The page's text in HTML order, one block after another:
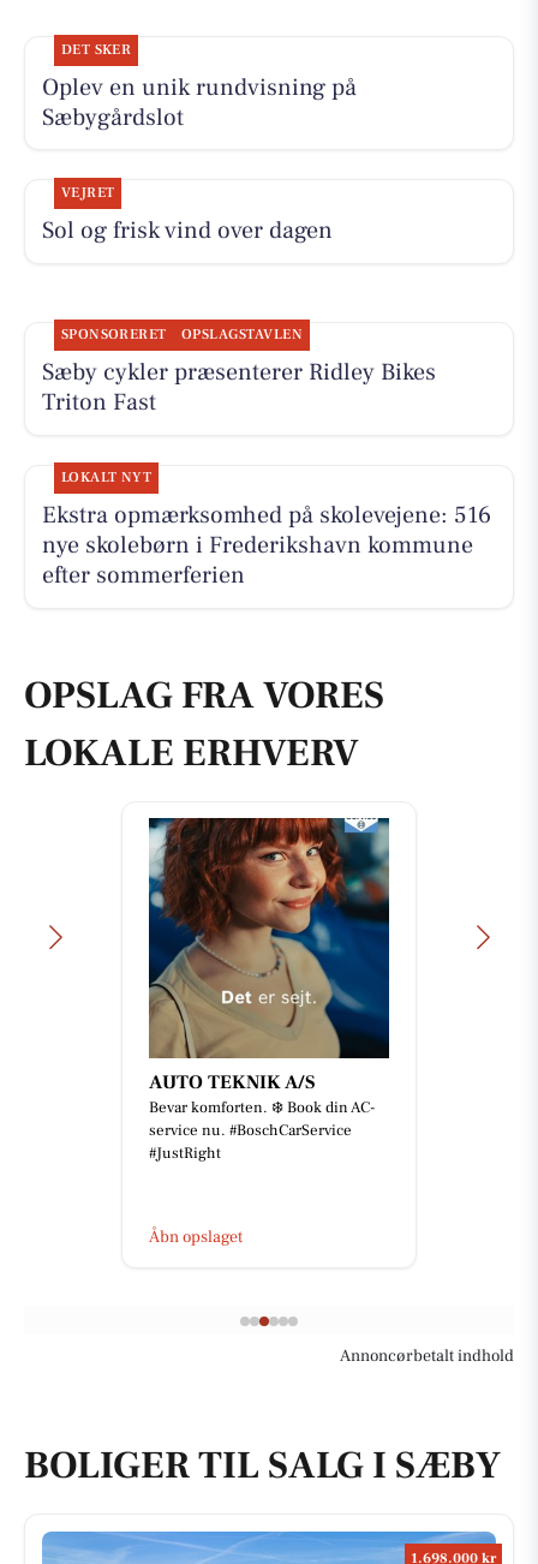
DET SKER
Oplev en unik rundvisning på
Sæbygårdslot
VEJRET
Sol og frisk vind over dagen
SPONSORERET OPSLAGSTAVLEN
Sæby cykler præsenterer Ridley Bikes
Triton Fast
LOKALT NYT
Ekstra opmærksomhed på skolevejene: 516
nye skolebørn i Frederikshavn kommune
efter sommerferien
OPSLAG FRA VORES
LOKALE ERHVERV
AUTO TEKNIK A/S
Bevar komforten. ❄️ Book din AC-
service nu. #BoschCarService
#JustRight
Åbn opslaget
Annoncørbetalt indhold
BOLIGER TIL SALG I SÆBY
1.698.000 kr